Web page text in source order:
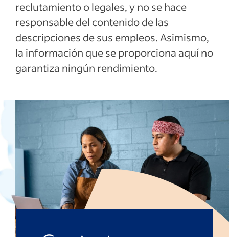
reclutamiento o legales, y no se hace
responsable del contenido de las
descripciones de sus empleos. Asimismo,
la información que se proporciona aquí no
garantiza ningún rendimiento.